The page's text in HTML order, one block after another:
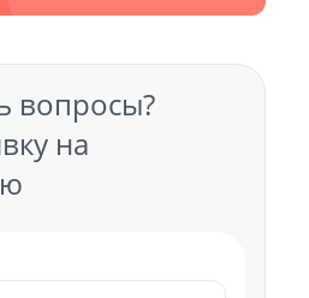
вопросы?
на